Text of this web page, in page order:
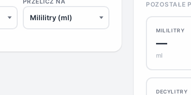
POZOSTAŁE
MILILITRY
—
ml
DECYLITRY